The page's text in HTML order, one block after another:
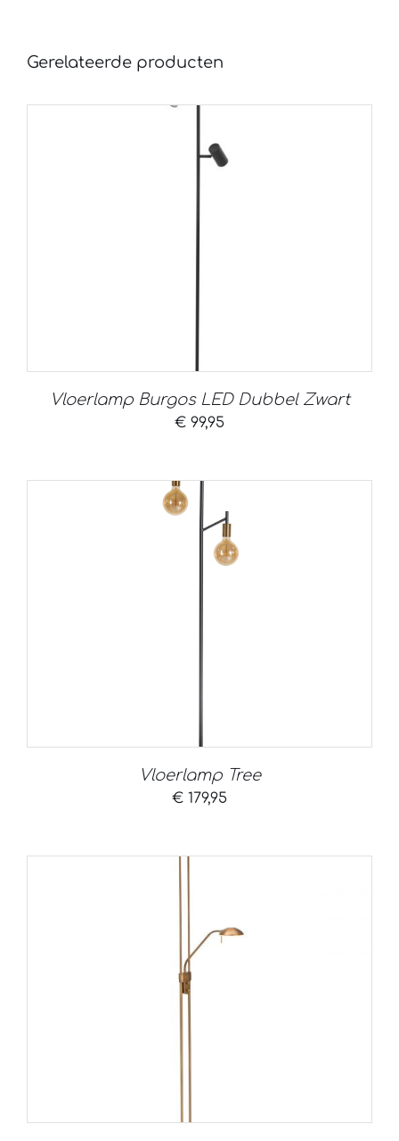
Gerelateerde producten
Vloerlamp Burgos LED Dubbel Zwart
€ 99,95
Vloerlamp Tree
€ 179,95